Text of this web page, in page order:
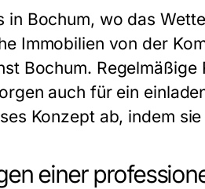
in Bochum, wo das
Immobilien von der
Bochum.
auch für ein
Konzept ab, indem
einer